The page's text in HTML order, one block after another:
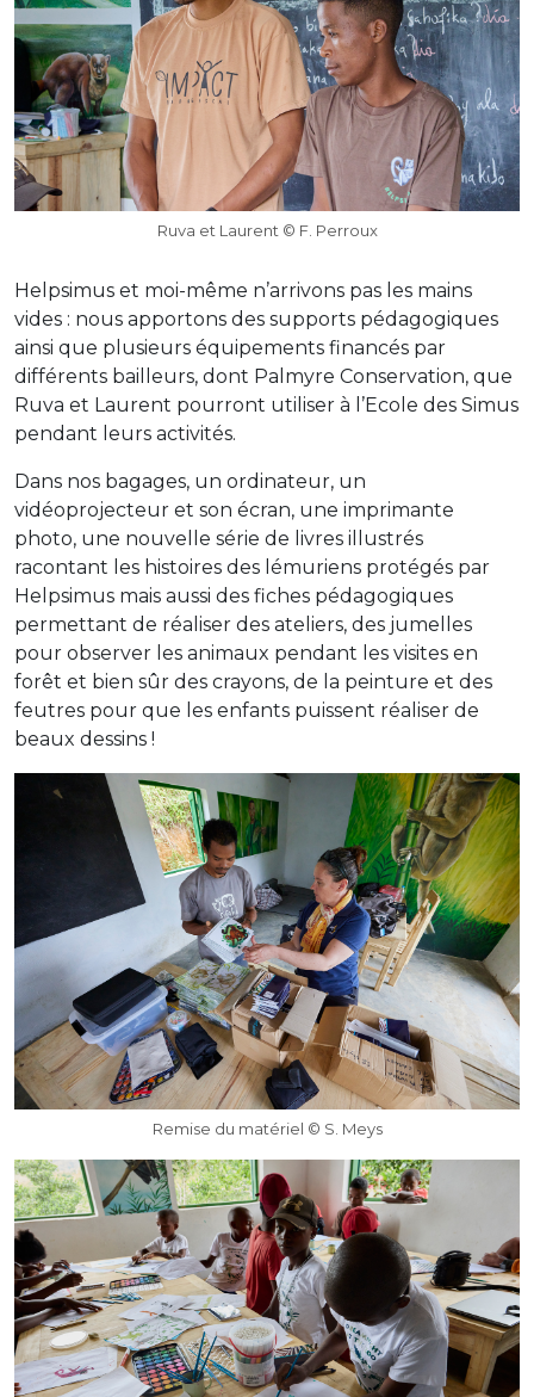
Ruva et Laurent © F. Perroux
Helpsimus et moi-même n’arrivons pas les mains
vides : nous apportons des supports pédagogiques
ainsi que plusieurs équipements financés par
différents bailleurs, dont Palmyre Conservation, que
Ruva et Laurent pourront utiliser à l’Ecole des Simus
pendant leurs activités.
Dans nos bagages, un ordinateur, un
vidéoprojecteur et son écran, une imprimante
photo, une nouvelle série de livres illustrés
racontant les histoires des lémuriens protégés par
Helpsimus mais aussi des fiches pédagogiques
permettant de réaliser des ateliers, des jumelles
pour observer les animaux pendant les visites en
forêt et bien sûr des crayons, de la peinture et des
feutres pour que les enfants puissent réaliser de
beaux dessins !
Remise du matériel © S. Meys